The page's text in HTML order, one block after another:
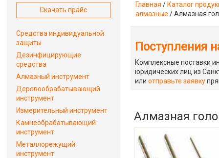
Главная / Каталог
алмазные /Алмазная
Поступления
Комплексные поставки
юридических лиц из
илиотправьте заявку
Алмазная
Скачать прайс
Средства индивидуальной
защиты
Дезинфицирующие
средства
Алмазный инструмент
Деревообрабатывающий
инструмент
Измерительный инструмент
Камнеобрабатывающий
инструмент
Металлорежущий
инструмент